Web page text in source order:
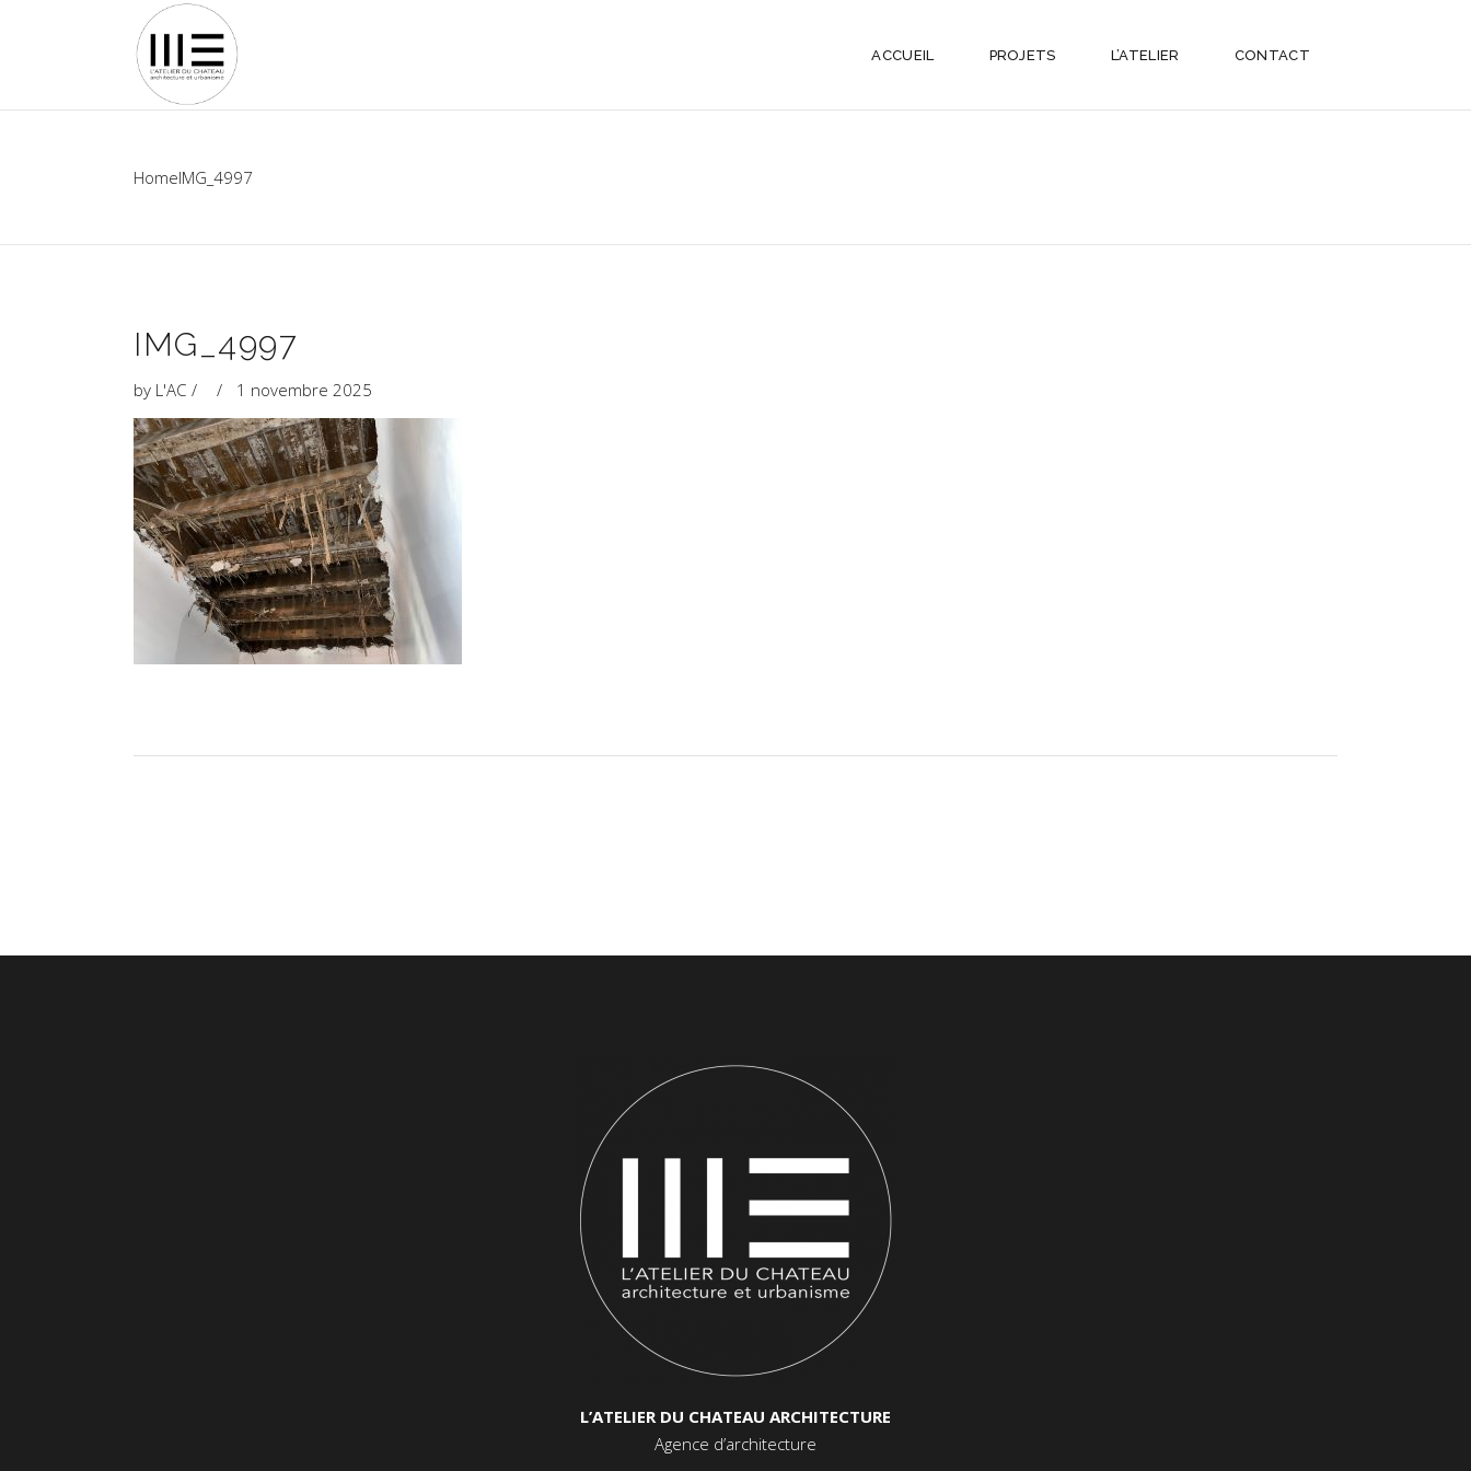
ACCUEIL PROJETS L’ATELIER CONTACT
HomeIMG_4997
IMG_4997
by L'AC 1 novembre 2025
L’ATELIER DU CHATEAU ARCHITECTURE
Agence d’architecture